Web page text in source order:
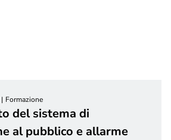
Formazione
del sistema di
al pubblico e allarme